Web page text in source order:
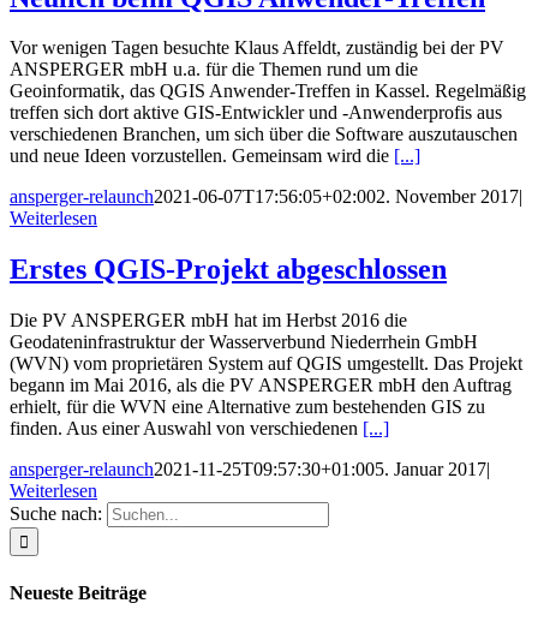
Vor wenigen Tagen besuchte Klaus Affeldt, zuständig bei der PV
ANSPERGER mbH u.a. für die Themen rund um die
Geoinformatik, das QGIS Anwender-Treffen in Kassel. Regelmäßig
treffen sich dort aktive GIS-Entwickler und -Anwenderprofis aus
verschiedenen Branchen, um sich über die Software auszutauschen
und neue Ideen vorzustellen. Gemeinsam wird die [...]
ansperger-relaunch2021-06-07T17:56:05+02:002. November 2017|
Weiterlesen
Erstes QGIS-Projekt abgeschlossen
Die PV ANSPERGER mbH hat im Herbst 2016 die
Geodateninfrastruktur der Wasserverbund Niederrhein GmbH
(WVN) vom proprietären System auf QGIS umgestellt. Das Projekt
begann im Mai 2016, als die PV ANSPERGER mbH den Auftrag
erhielt, für die WVN eine Alternative zum bestehenden GIS zu
finden. Aus einer Auswahl von verschiedenen [...]
ansperger-relaunch2021-11-25T09:57:30+01:005. Januar 2017|
Weiterlesen
Suche nach:
Neueste Beiträge